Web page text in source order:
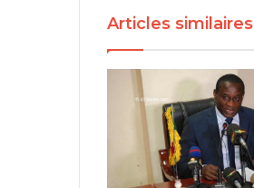
Articles similaires